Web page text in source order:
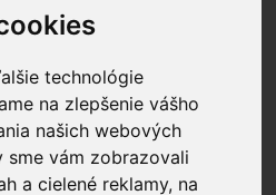
technológie
na zlepšenie vášho
našich webových
sme vám zobrazovali
a cielené reklamy, na
zdravia pri práci (BOZP)
služba
na stavenisku
- Dräger